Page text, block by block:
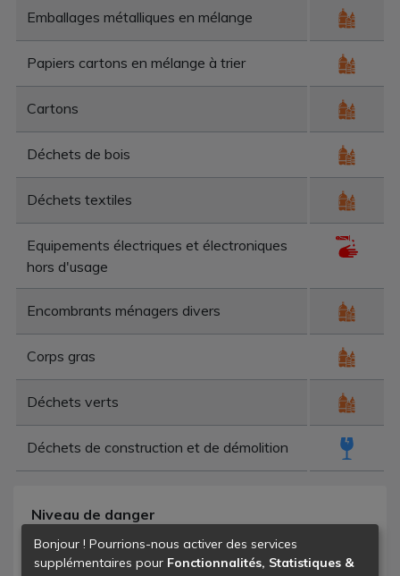
Emballages métalliques en mélange
Papiers cartons en mélange à trier
Cartons
Déchets de bois
Déchets textiles
Equipements électriques et électroniques
hors d'usage
Encombrants ménagers divers
Corps gras
Déchets verts
Déchets de construction et de démolition
Niveau de danger
- déchets banals
Bonjour ! Pourrions-nous activer des services
supplémentaires pour Fonctionnalités, Statistiques &